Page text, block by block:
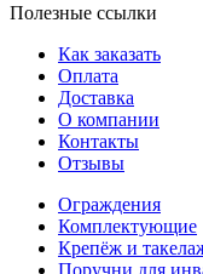
Полезные ссылки
Как заказать
Оплата
Доставка
О компании
Контакты
Отзывы
Ограждения
Комплектующие
Крепёж и
Поручни для